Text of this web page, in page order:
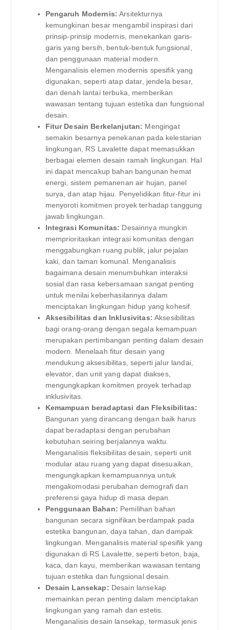
Pengaruh Modernis: Arsitekturnya
kemungkinan besar mengambil inspirasi dari
prinsip-prinsip modernis, menekankan garis-
garis yang bersih, bentuk-bentuk fungsional,
dan penggunaan material modern.
Menganalisis elemen modernis spesifik yang
digunakan, seperti atap datar, jendela besar,
dan denah lantai terbuka, memberikan
wawasan tentang tujuan estetika dan fungsional
desain.
Fitur Desain Berkelanjutan: Mengingat
semakin besarnya penekanan pada kelestarian
lingkungan, RS Lavalette dapat memasukkan
berbagai elemen desain ramah lingkungan. Hal
ini dapat mencakup bahan bangunan hemat
energi, sistem pemanenan air hujan, panel
surya, dan atap hijau. Penyelidikan fitur-fitur ini
menyoroti komitmen proyek terhadap tanggung
jawab lingkungan.
Integrasi Komunitas: Desainnya mungkin
memprioritaskan integrasi komunitas dengan
menggabungkan ruang publik, jalur pejalan
kaki, dan taman komunal. Menganalisis
bagaimana desain menumbuhkan interaksi
sosial dan rasa kebersamaan sangat penting
untuk menilai keberhasilannya dalam
menciptakan lingkungan hidup yang kohesif.
Aksesibilitas dan Inklusivitas: Aksesibilitas
bagi orang-orang dengan segala kemampuan
merupakan pertimbangan penting dalam desain
modern. Menelaah fitur desain yang
mendukung aksesibilitas, seperti jalur landai,
elevator, dan unit yang dapat diakses,
mengungkapkan komitmen proyek terhadap
inklusivitas.
Kemampuan beradaptasi dan Fleksibilitas:
Bangunan yang dirancang dengan baik harus
dapat beradaptasi dengan perubahan
kebutuhan seiring berjalannya waktu.
Menganalisis fleksibilitas desain, seperti unit
modular atau ruang yang dapat disesuaikan,
mengungkapkan kemampuannya untuk
mengakomodasi perubahan demografi dan
preferensi gaya hidup di masa depan.
Penggunaan Bahan: Pemilihan bahan
bangunan secara signifikan berdampak pada
estetika bangunan, daya tahan, dan dampak
lingkungan. Menganalisis material spesifik yang
digunakan di RS Lavalette, seperti beton, baja,
kaca, dan kayu, memberikan wawasan tentang
tujuan estetika dan fungsional desain.
Desain Lansekap: Desain lansekap
memainkan peran penting dalam menciptakan
lingkungan yang ramah dan estetis.
Menganalisis desain lansekap, termasuk jenis